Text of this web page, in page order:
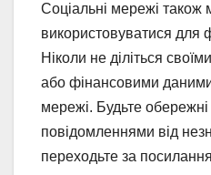
Соціальні мережі також
використовуватися для
Ніколи не діліться
або фінансовими даними
мережі. Будьте обережні
повідомленнями від
переходьте за